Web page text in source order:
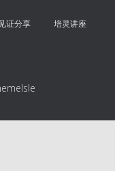
见证分享 培灵讲座